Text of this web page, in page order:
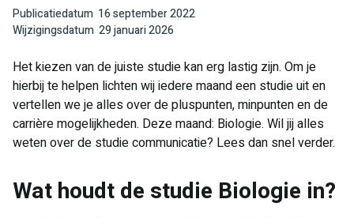
Publicatiedatum 16 september 2022
Wijzigingsdatum 29 januari 2026
Het kiezen van de juiste studie kan erg lastig zijn. Om je
hierbij te helpen lichten wij iedere maand een studie uit en
vertellen we je alles over de pluspunten, minpunten en de
carrière mogelijkheden. Deze maand: Biologie. Wil jij alles
weten over de studie communicatie? Lees dan snel verder.
​Wat houdt de studie Biologie in?